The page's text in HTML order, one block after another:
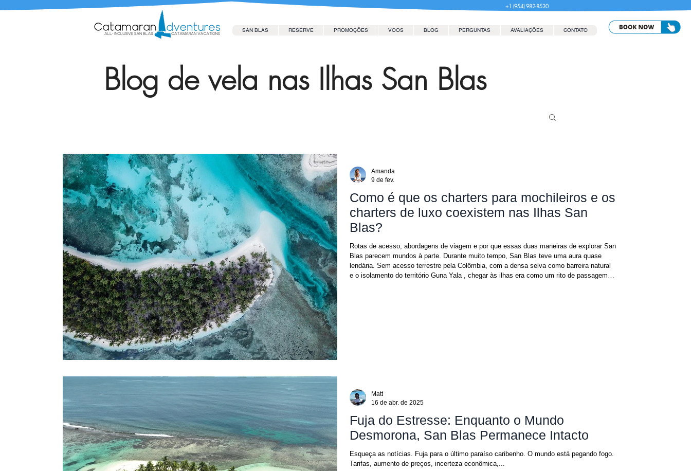
+1 (954) 982-8530
SAN BLAS RESERVE PROMOÇÕES VOOS BLOG PERGUNTAS AVALIAÇÕES CONTATO
Blog de vela nas Ilhas San Blas
Como é que os charters para mochileiros e os
charters de luxo coexistem nas Ilhas San
Blas?
Rotas de acesso, abordagens de viagem e por que essas duas maneiras de explorar San
Blas parecem mundos à parte. Durante muito tempo, San Blas teve uma aura quase
lendária. Sem acesso terrestre pela Colômbia, com a densa selva como barreira natural
e o isolamento do território Guna Yala , chegar às ilhas era como um rito de passagem,
Amanda
9 de fev.
Fuja do Estresse: Enquanto o Mundo
Desmorona, San Blas Permanece Intacto
Esqueça as notícias. Fuja para o último paraíso caribenho. O mundo está pegando fogo.
Tarifas, aumento de preços, incerteza econômica,...
Matt
16 de abr. de 2025